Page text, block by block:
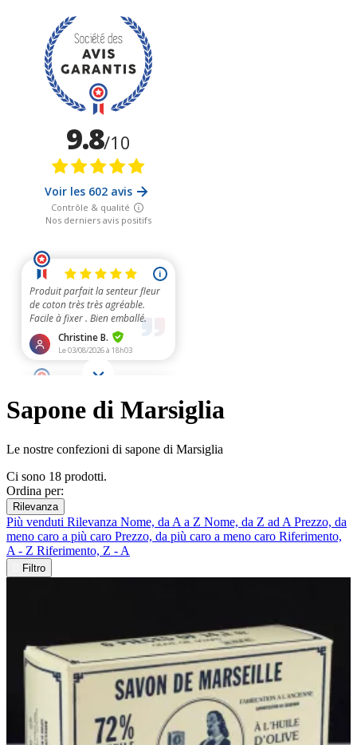
Sapone di Marsiglia
Le nostre confezioni di sapone di Marsiglia
Ci sono 18 prodotti.
Ordina per:
Rilevanza
Più venduti Rilevanza Nome, da A a Z Nome, da Z ad A Prezzo, da
meno caro a più caro Prezzo, da più caro a meno caro Riferimento,
A - Z Riferimento, Z - A
Filtro